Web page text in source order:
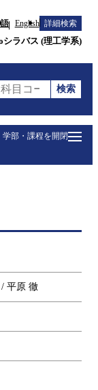
語 English 詳細検索
シラバス (理工学系)
目コード・担当教
検索
学部・課程を開閉
平原 徹